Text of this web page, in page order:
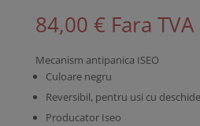
84,00 € Fara TVA
Mecanism antipanica ISEO
Culoare negru
Reversibil, pentru usi cu
Producator Iseo